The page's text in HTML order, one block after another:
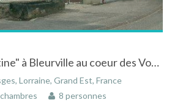
Maison "La clémentine" à Bleurville au coeur des Vosges - intérieur spacieux et lumineux
Lorraine, Grand Est, France
8 personnes